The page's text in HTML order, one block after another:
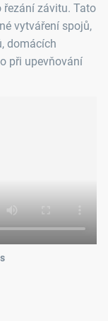
řezání závitu. Tato
vytváření spojů,
domácích
při upevňování